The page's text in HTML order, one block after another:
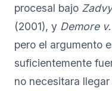
procesal bajo
(2001), y Demore
pero el argumento
suficientemente
no necesitara